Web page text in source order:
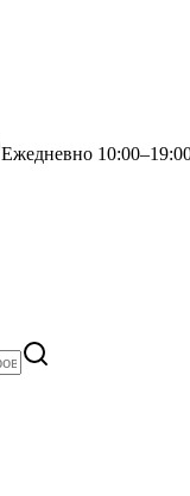
Ежедневно